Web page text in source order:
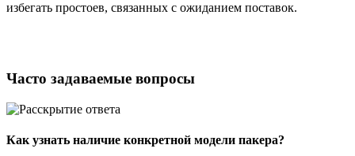
избегать простоев, связанных с ожиданием поставок.
Часто задаваемые вопросы
Как узнать наличие конкретной модели пакера?